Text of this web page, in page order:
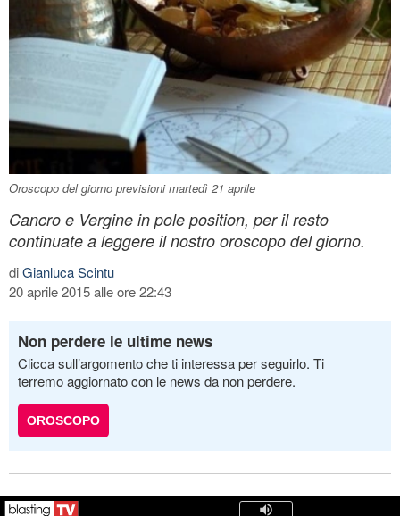
Oroscopo del giorno previsioni martedì 21 aprile
Cancro e Vergine in pole position, per il resto
continuate a leggere il nostro oroscopo del giorno.
diGianluca Scintu
20 aprile 2015 alle ore 22:43
Non perdere le ultime news
Clicca sull’argomento che ti interessa per seguirlo. Ti
terremo aggiornato con le news da non perdere.
OROSCOPO